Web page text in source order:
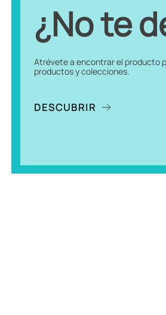
¿No te
Atrévete a encontrar el producto
productos y colecciones.
DESCUBRIR